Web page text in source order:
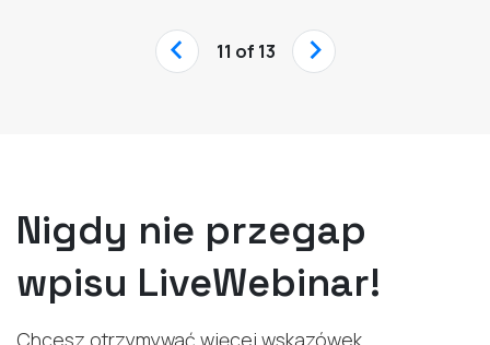
‹ 11 of 13 ›
Nigdy nie przegap
wpisu LiveWebinar!
Chcesz otrzymywać więcej wskazówek